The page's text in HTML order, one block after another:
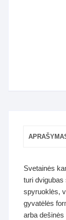
Svetainės
turi
spyruoklės,
gyvatėlės
arba